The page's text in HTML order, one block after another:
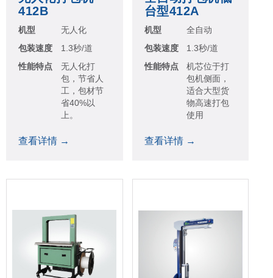
412B
机型
无人化
包装速度
1.3秒/道
性能特点
无人化打
包，节省人
工，包材节
省40%以
上。
查看详情 →
台型412A
机型
全自动
包装速度
1.3秒/道
性能特点
机芯位于打
包机侧面，
适合大型货
物高速打包
使用
查看详情 →